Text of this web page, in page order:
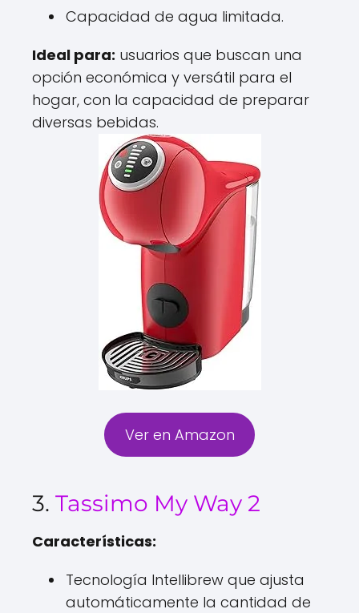
Capacidad de agua limitada.
Ideal para: usuarios que buscan una
opción económica y versátil para el
hogar, con la capacidad de preparar
diversas bebidas.
Ver en Amazon
3. Tassimo My Way 2
Características:
Tecnología Intellibrew que ajusta
automáticamente la cantidad de